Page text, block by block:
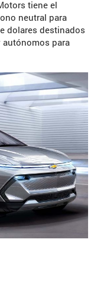
tiene el
neutral para
dolares destinados
para